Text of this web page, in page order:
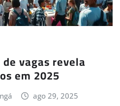
vagas revela
em 2025
ago 29, 2025